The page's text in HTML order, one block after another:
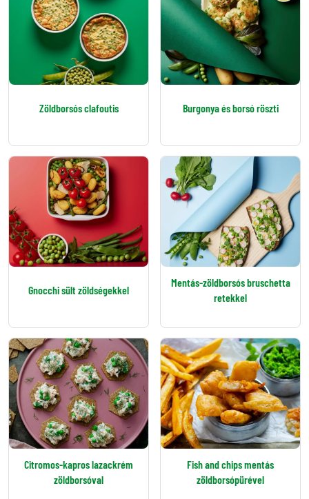
Zöldborsós clafoutis Burgonya és borsó röszti
Gnocchi sült zöldségekkel
Mentás-zöldborsós bruschetta
retekkel
Citromos-kapros lazackrém
zöldborsóval
Fish and chips mentás
zöldborsópürével